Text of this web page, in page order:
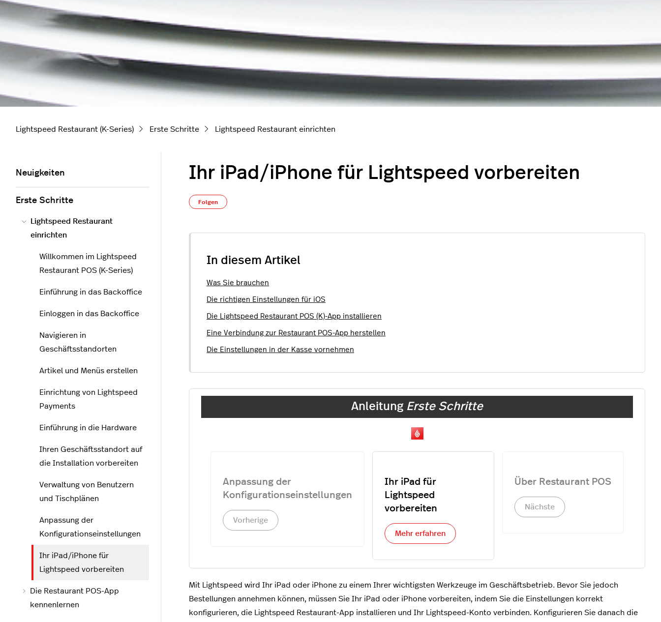
Lightspeed Restaurant (K-Series) Erste Schritte Lightspeed Restaurant einrichten
Ihr iPad/iPhone für Lightspeed vorbereiten
Folgen
In diesem Artikel
Was Sie brauchen
Die richtigen Einstellungen für iOS
Die Lightspeed Restaurant POS (K)-App installieren
Eine Verbindung zur Restaurant POS-App herstellen
Die Einstellungen in der Kasse vornehmen
Anleitung Erste Schritte
Anpassung der
Konfigurationseinstellungen
Vorherige
Ihr iPad für
Lightspeed
vorbereiten
Mehr erfahren
Über Restaurant POS
Nächste
Mit Lightspeed wird Ihr iPad oder iPhone zu einem Ihrer wichtigsten Werkzeuge im Geschäftsbetrieb. Bevor Sie jedoch
Bestellungen annehmen können, müssen Sie Ihr iPad oder iPhone vorbereiten, indem Sie die Einstellungen korrekt
konfigurieren, die Lightspeed Restaurant-App installieren und Ihr Lightspeed-Konto verbinden. Konfigurieren Sie danach die
Neuigkeiten
Erste Schritte
Lightspeed Restaurant
einrichten
Willkommen im Lightspeed
Restaurant POS (K-Series)
Einführung in das Backoffice
Einloggen in das Backoffice
Navigieren in
Geschäftsstandorten
Artikel und Menüs erstellen
Einrichtung von Lightspeed
Payments
Einführung in die Hardware
Ihren Geschäftsstandort auf
die Installation vorbereiten
Verwaltung von Benutzern
und Tischplänen
Anpassung der
Konfigurationseinstellungen
Ihr iPad/iPhone für
Lightspeed vorbereiten
Die Restaurant POS-App
kennenlernen